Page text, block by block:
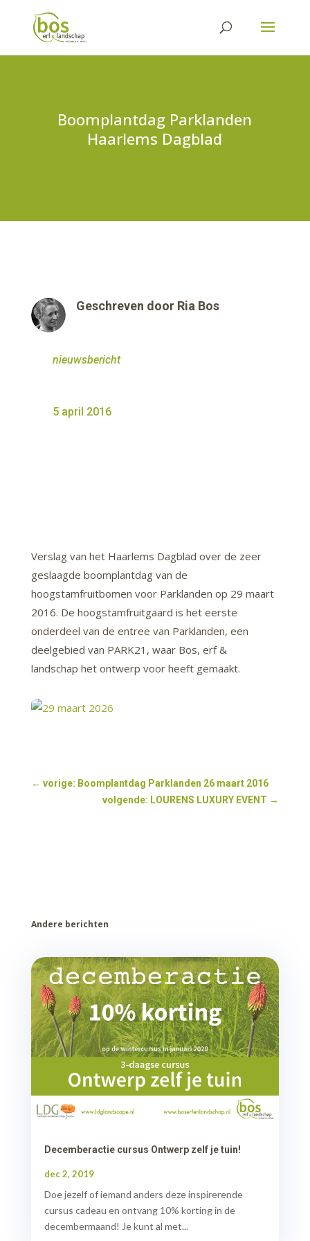
Boomplantdag Parklanden
Haarlems Dagblad
Geschreven door Ria Bos
nieuwsbericht
5 april 2016
Verslag van het Haarlems Dagblad over de zeer
geslaagde boomplantdag van de
hoogstamfruitbomen voor Parklanden op 29 maart
2016. De hoogstamfruitgaard is het eerste
onderdeel van de entree van Parklanden, een
deelgebied van PARK21, waar Bos, erf &
landschap het ontwerp voor heeft gemaakt.
← vorige: Boomplantdag Parklanden 26 maart 2016
volgende: LOURENS LUXURY EVENT →
Andere berichten
Decemberactie cursus Ontwerp zelf je tuin!
dec 2, 2019
Doe jezelf of iemand anders deze inspirerende
cursus cadeau en ontvang 10% korting in de
decembermaand! Je kunt al met...